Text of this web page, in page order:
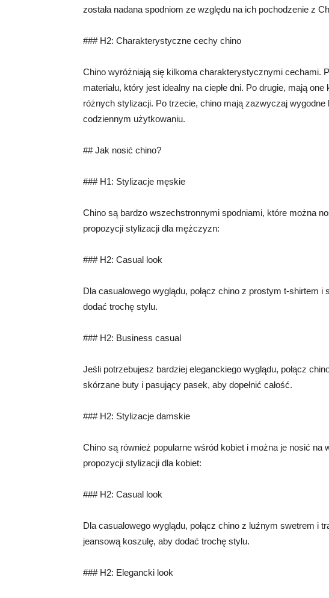
została nadana spodniom ze względu na ich pochodzenie z
### H2: Charakterystyczne cechy chino
Chino wyróżniają się kilkoma charakterystycznymi cechami.
materiału, który jest idealny na ciepłe dni. Po drugie, mają
różnych stylizacji. Po trzecie, chino mają zazwyczaj
codziennym użytkowaniu.
## Jak nosić chino?
### H1: Stylizacje męskie
Chino są bardzo wszechstronnymi spodniami, które można
propozycji stylizacji dla mężczyzn:
### H2: Casual look
Dla casualowego wyglądu, połącz chino z prostym t-shirtem
dodać trochę stylu.
### H2: Business casual
Jeśli potrzebujesz bardziej eleganckiego wyglądu, połącz
skórzane buty i pasujący pasek, aby dopełnić całość.
### H2: Stylizacje damskie
Chino są również popularne wśród kobiet i można je nosić na
propozycji stylizacji dla kobiet:
### H2: Casual look
Dla casualowego wyglądu, połącz chino z luźnym swetrem i
jeansową koszulę, aby dodać trochę stylu.
### H2: Elegancki look